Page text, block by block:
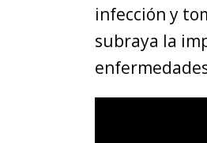
infección y
subraya la